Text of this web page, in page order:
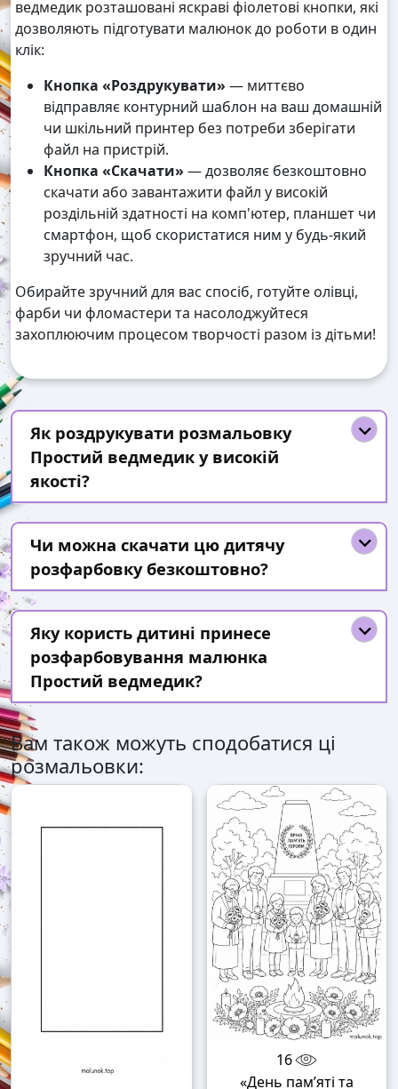
ведмедик розташовані яскраві фіолетові кнопки, які
дозволяють підготувати малюнок до роботи в один
клік:
Кнопка «Роздрукувати» — миттєво
відправляє контурний шаблон на ваш домашній
чи шкільний принтер без потреби зберігати
файл на пристрій.
Кнопка «Скачати» — дозволяє безкоштовно
скачати або завантажити файл у високій
роздільній здатності на комп'ютер, планшет чи
смартфон, щоб скористатися ним у будь-який
зручний час.
Обирайте зручний для вас спосіб, готуйте олівці,
фарби чи фломастери та насолоджуйтеся
захоплюючим процесом творчості разом із дітьми!
Як роздрукувати розмальовку
Простий ведмедик у високій
якості?
Чи можна скачати цю дитячу
розфарбовку безкоштовно?
Яку користь дитині принесе
розфарбовування малюнка
Простий ведмедик?
Вам також можуть сподобатися ці
розмальовки:
16
«День пам’яті та